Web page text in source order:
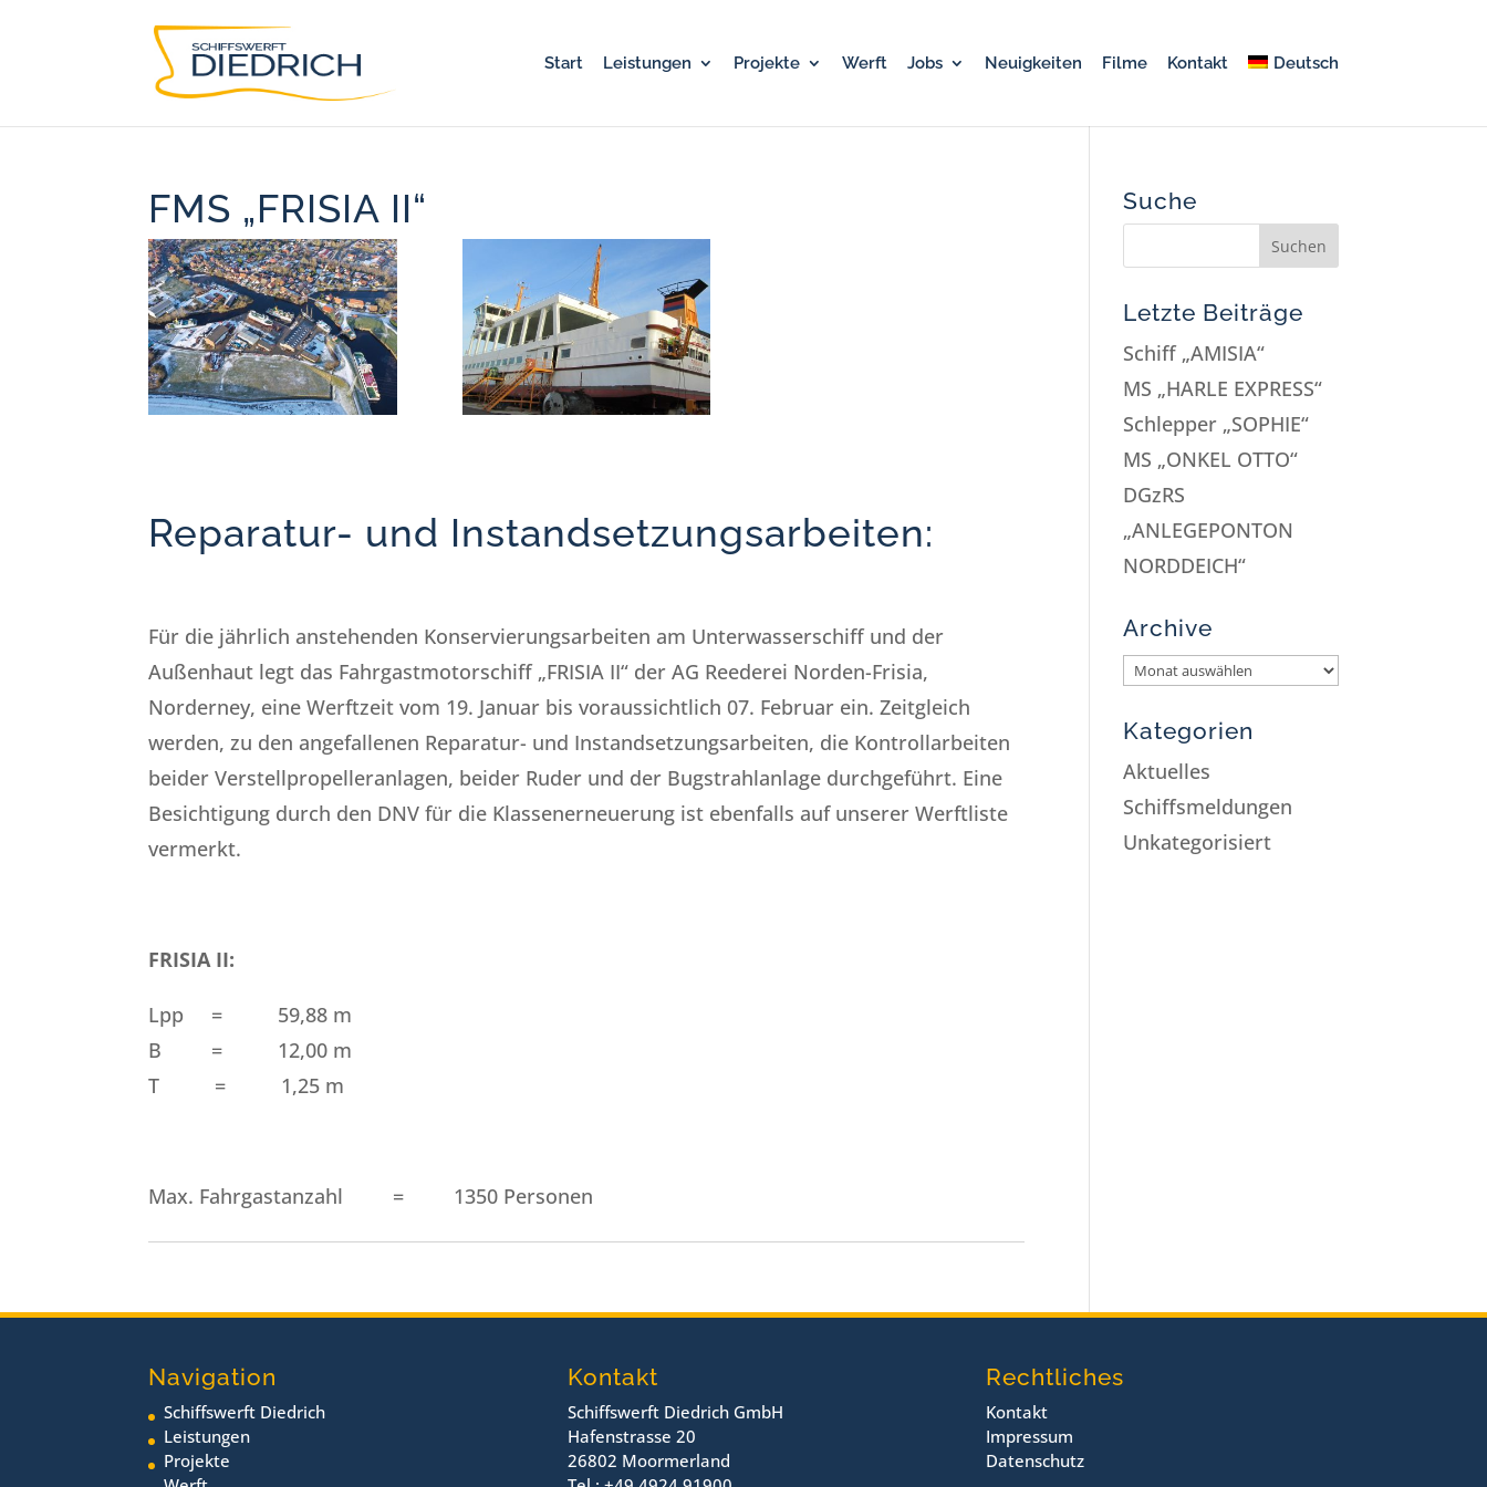
Start Leistungen Projekte Werft Jobs Neuigkeiten Filme Kontakt Deutsch
FMS „FRISIA II“
Reparatur- und Instandsetzungsarbeiten:
Für die jährlich anstehenden Konservierungsarbeiten am Unterwasserschiff und der
Außenhaut legt das Fahrgastmotorschiff „FRISIA II“ der AG Reederei Norden-Frisia,
Norderney, eine Werftzeit vom 19. Januar bis voraussichtlich 07. Februar ein. Zeitgleich
werden, zu den angefallenen Reparatur- und Instandsetzungsarbeiten, die Kontrollarbeiten
beider Verstellpropelleranlagen, beider Ruder und der Bugstrahlanlage durchgeführt. Eine
Besichtigung durch den DNV für die Klassenerneuerung ist ebenfalls auf unserer Werftliste
vermerkt.
FRISIA II:
Lpp = 59,88 m
B = 12,00 m
T = 1,25 m
Max. Fahrgastanzahl = 1350 Personen
Suche
Letzte Beiträge
Schiff „AMISIA“
MS „HARLE EXPRESS“
Schlepper „SOPHIE“
MS „ONKEL OTTO“
DGzRS
„ANLEGEPONTON
NORDDEICH“
Archive
Kategorien
Aktuelles
Schiffsmeldungen
Unkategorisiert
Navigation
Schiffswerft Diedrich
Leistungen
Projekte
Kontakt
Schiffswerft Diedrich GmbH
Hafenstrasse 20
26802 Moormerland
Rechtliches
Kontakt
Impressum
Datenschutz